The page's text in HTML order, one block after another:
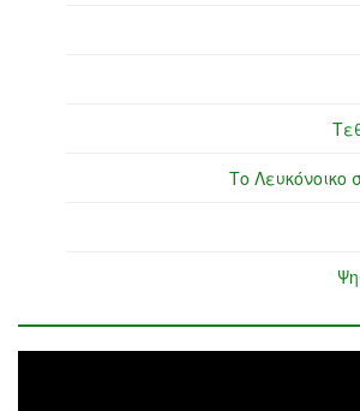
Το Λευκόνοικο